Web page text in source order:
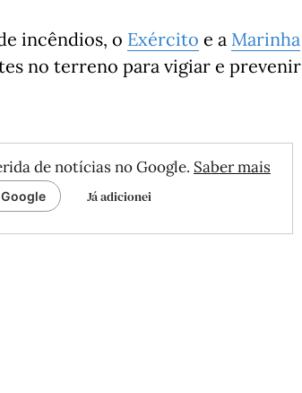
incêndios, o Exército e a Marinha
no terreno para vigiar e prevenir
de notícias no Google. Saber mais
Já adicionei